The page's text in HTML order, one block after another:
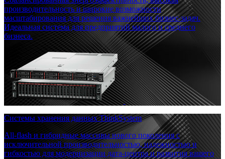
производительность и широкие возможности
масштабирования для решения важнейших бизнес-задач.
Идеальная система для предприятий малого и среднего
бизнеса.
Системы хранения данных ThinkSystem
All-flash и гибридные массивы нового поколения с
исключительной производительностью, надежностью и
гибкостью для модернизации дата-центра и развития вашего